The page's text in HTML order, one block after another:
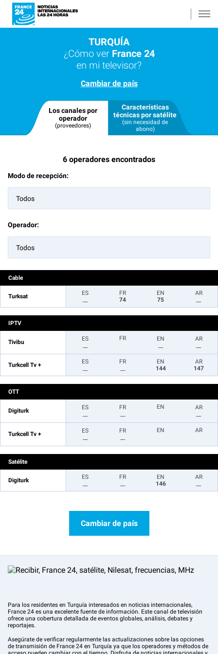
TURQUÍA
¿Cómo ver France 24
en mi televisor?
Cambiar de país
Los canales por
operador
(proveedores)
Características
técnicas por satélite
(sin necesidad de
abono)
6 operadores encontrados
Modo de recepción:
Todos
Operador:
Todos
Cable
Turksat
ES
FR
74
EN
75
AR
IPTV
Tivibu
ES
FR
EN
AR
Turkcell Tv +
ES
FR
EN
144
AR
147
OTT
Digiturk
ES
FR
EN
AR
Turkcell Tv +
ES
FR
EN AR
Satélite
Digiturk
ES
FR
EN
146
AR
Cambiar de país
Para los residentes en Turquía interesados en noticias internacionales,
France 24 es una excelente fuente de información. Este canal de televisión
ofrece una cobertura detallada de eventos globales, análisis, debates y
reportajes.
Asegúrate de verificar regularmente las actualizaciones sobre las opciones
de transmisión de France 24 en Turquía ya que los operadores y métodos de